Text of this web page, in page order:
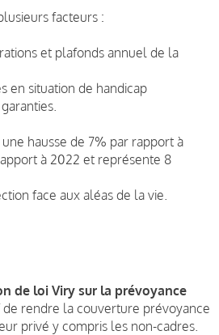
facteurs :
et plafonds annuel de la
en situation de handicap
hausse de 7% par rapport à
à 2022 et représente 8
face aux aléas de la vie.
de loi Viry sur la prévoyance
de rendre la couverture prévoyance
privé y compris les non-cadres.